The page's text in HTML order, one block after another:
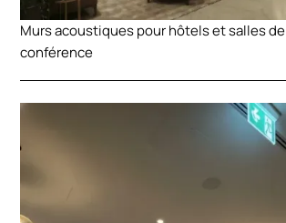
Murs acoustiques pour hôtels et salles de
conférence